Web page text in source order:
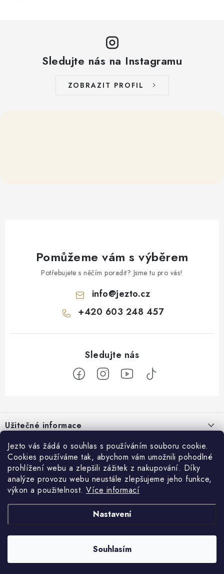
Jezto vás žádá o souhlas s používáním souboru cookie.
Cookies používáme tak, abychom vám umožnili pohodlné
prohlížení webu a zlepšili zážitek z nakupování. Díky
analýze provozu webu neustále zlepšujeme jeho funkce,
výkon a použitelnost. Více informací
Nastavení
Souhlasím
Sledujte nás na Instagramu
ZOBRAZIT PROFIL
Pomůžeme vám s výběrem
Potřebujete s něčím poradit? Jsme tu pro vás!
info@jezto.cz
+420 603 248 457
pUžitečné informace
O nás
Náš příběh
Firemní dárky
Kariéra
Blog
Zákaznický servis
Obchodní podmínky
Ochrana osobních údajů
Doprava & platba
Hodnocení obchodu
Přijímáme online platby
Facebook
. Všechna práva vyhrazena.